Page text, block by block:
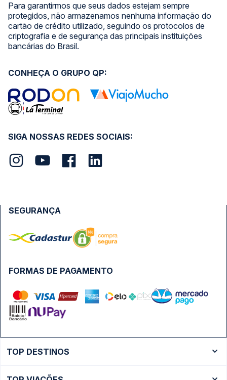
Para garantirmos que seus dados estejam sempre
protegidos, não armazenamos nenhuma informação do
cartão de crédito utilizado, seguindo os protocolos de
criptografia e de segurança das principais instituições
bancárias do Brasil.
SIGA NOSSAS REDES SOCIAIS:
CONHEÇA O GRUPO QP:
FORMAS DE PAGAMENTO
SEGURANÇA
TOP DESTINOS